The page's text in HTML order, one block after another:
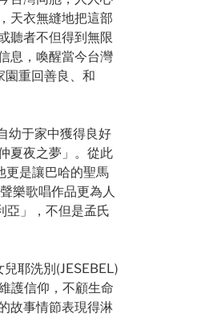
天衣無縫地把這部
聽者不但得到無限
息，喚醒當今台灣
園重回善良、和
幼于家中獲得良好
夏夜之夢」。從此
更是讓巴哈的聖馬
樂歌唱作品更為人
亞」，不但是孟氏
耶洗別(JESEBEL)
護信仰，不顧生命
故事情節表現得淋